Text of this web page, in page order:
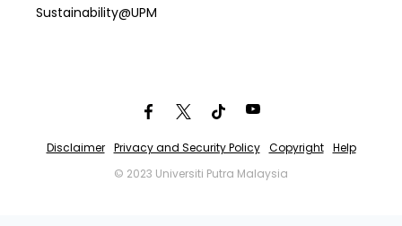
Sustainability@UPM
Disclaimer Privacy and Security Policy Copyright
Help
© 2023 Universiti Putra Malaysia